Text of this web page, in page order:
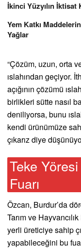
İkinci Yüzyılın
Yem Katkı
Yağlar
“Çözüm, uzun, orta
ıslahından geçiyor.
açığının çözümü
birlikleri sütte nasıl
deniliyorsa, bunu
kendi ürünümüze
çıkarız diye
Teke Yöresi
Fuarı
Özcan, Burdur’da
Tarım ve
yerli üreticiye sahip
yapabileceğini bu